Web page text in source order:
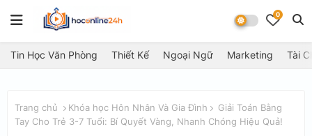
0
Tin Học Văn Phòng Thiết Kế Ngoại Ngữ Marketing Tài
Trang chủ Khóa học Hôn Nhân Và Gia Đình
Giải Toán Bằng
Tay Cho Trẻ 3-7 Tuổi: Bí Quyết Vàng, Nhanh Chóng Hiệu Quả!